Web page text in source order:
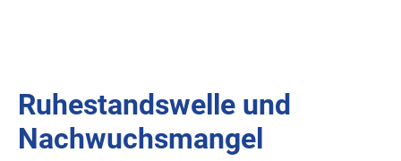
Ruhestandswelle und
Nachwuchsmangel